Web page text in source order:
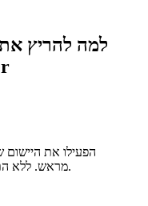
הפעילו את היישום
מראש. ללא התקנה ידנית או שלבי התקנה מורכבים.